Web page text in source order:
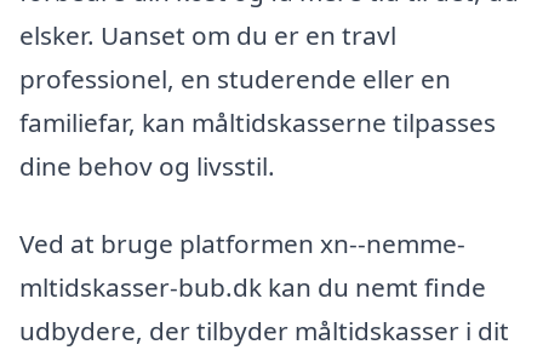
elsker. Uanset om du er en travl
professionel, en studerende eller en
familiefar, kan måltidskasserne tilpasses
dine behov og livsstil.
Ved at bruge platformen xn--nemme-
mltidskasser-bub.dk kan du nemt finde
udbydere, der tilbyder måltidskasser i dit